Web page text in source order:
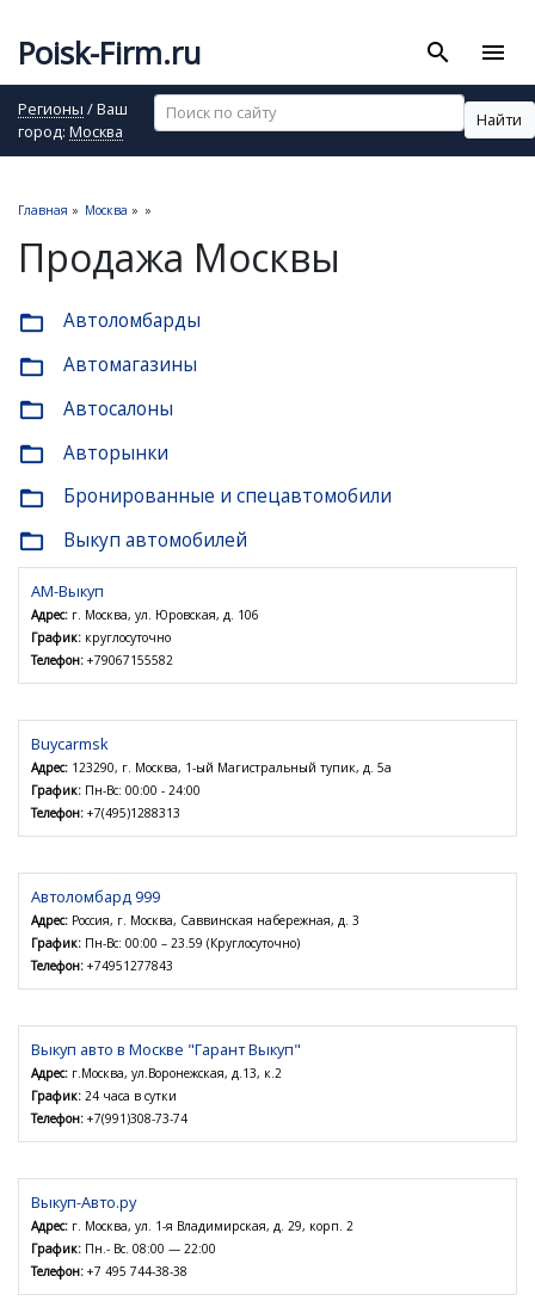
Poisk-Firm.ru search menu
Регионы / Ваш
город: Москва
Найти
Главная » Москва » »
Продажа Москвы
folder_open Автоломбарды
folder_open Автомагазины
folder_open Автосалоны
folder_open Авторынки
folder_open Бронированные и спецавтомобили
folder_open Выкуп автомобилей
АМ-Выкуп
Адрес: г. Москва, ул. Юровская, д. 106
График: круглосуточно
Телефон: +79067155582
Buycarmsk
Адрес: 123290, г. Москва, 1-ый Магистральный тупик, д. 5а
График: Пн-Вс: 00:00 - 24:00
Телефон: +7(495)1288313
Автоломбард 999
Адрес: Россия, г. Москва, Саввинская набережная, д. 3
График: Пн-Вс: 00:00 – 23.59 (Круглосуточно)
Телефон: +74951277843
Выкуп авто в Москве "Гарант Выкуп"
Адрес: г.Москва, ул.Воронежская, д.13, к.2
График: 24 часа в сутки
Телефон: +7(991)308-73-74
Выкуп-Авто.ру
Адрес: г. Москва, ул. 1-я Владимирская, д. 29, корп. 2
График: Пн.- Вс. 08:00 — 22:00
Телефон: +7 495 744-38-38